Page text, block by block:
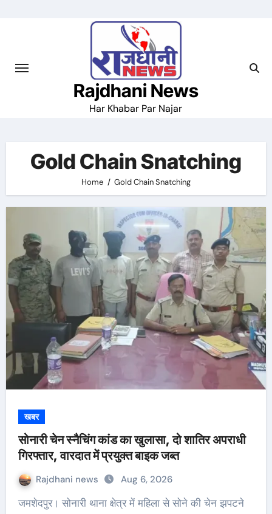
Rajdhani News
Har Khabar Par Najar
Gold Chain Snatching
Home Gold Chain Snatching
खबर
सोनारी चेन स्नैचिंग कांड का खुलासा, दो शातिर अपराधी
गिरफ्तार, वारदात में प्रयुक्त बाइक जब्त
Rajdhani news Aug 6, 2026
जमशेदपुर। सोनारी थाना क्षेत्र में महिला से सोने की चेन झपटने